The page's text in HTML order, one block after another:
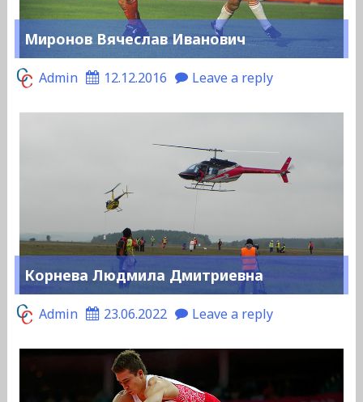
Миронов Вячеслав Иванович
Admin 12.12.2016 Leave a reply
Корнева Людмила Дмитриевна
Admin 23.06.2022 Leave a reply